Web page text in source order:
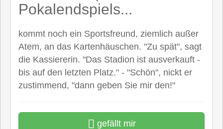
Pokalendspiels...
kommt noch ein Sportsfreund, ziemlich außer
Atem, an das Kartenhäuschen. "Zu spät", sagt
die Kassiererin. "Das Stadion ist ausverkauft -
bis auf den letzten Platz." - "Schön", nickt er
zustimmend, "dann geben Sie mir den!"
gefällt mir